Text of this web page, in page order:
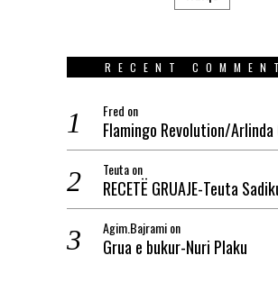
RECENT
Fred on
Flamingo Revolution/Arlinda
Teutaon
RECETË GRUAJE-Teuta
Agim.Bajramion
Grua e bukur-Nuri Plaku